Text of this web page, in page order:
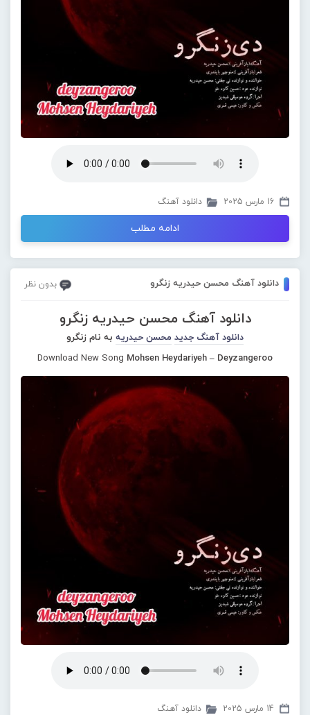
16 مارس 2025 دانلود آهنگ
ادامه مطلب
دانلود آهنگ محسن حیدریه زنگرو بدون نظر
دانلود آهنگ محسن حیدریه زنگرو
دانلود آهنگ جدید محسن حیدریه به نام زنگرو
Download New Song Mohsen Heydariyeh – Deyzangeroo
14 مارس 2025 دانلود آهنگ